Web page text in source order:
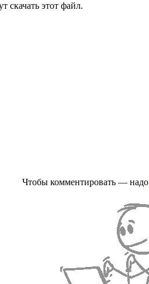
скачать этот файл.
Чтобы комментировать — надо